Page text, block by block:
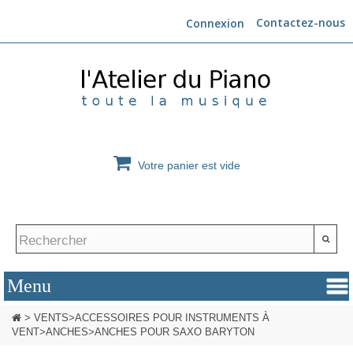
Contactez-nous
Connexion
Votre panier est vide
> VENTS>ACCESSOIRES POUR INSTRUMENTS À
VENT>ANCHES>ANCHES POUR SAXO BARYTON